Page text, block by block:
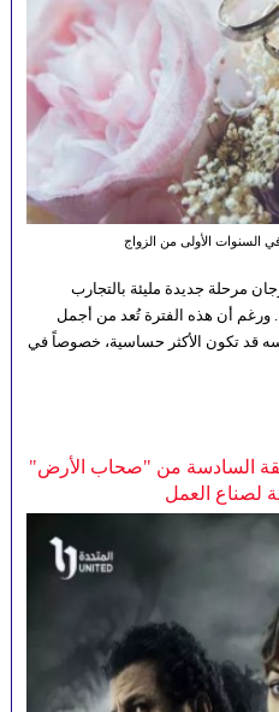
السنوات الأولى من الزواج
مرحلة جديدة مليئة بالتجارب
ورغم أن هذه الفترة تُعد من أجمل
قد تكون الأكثر حساسية، خصوصاً في
السادسة من "صحاب الأرض"
لصناع العمل